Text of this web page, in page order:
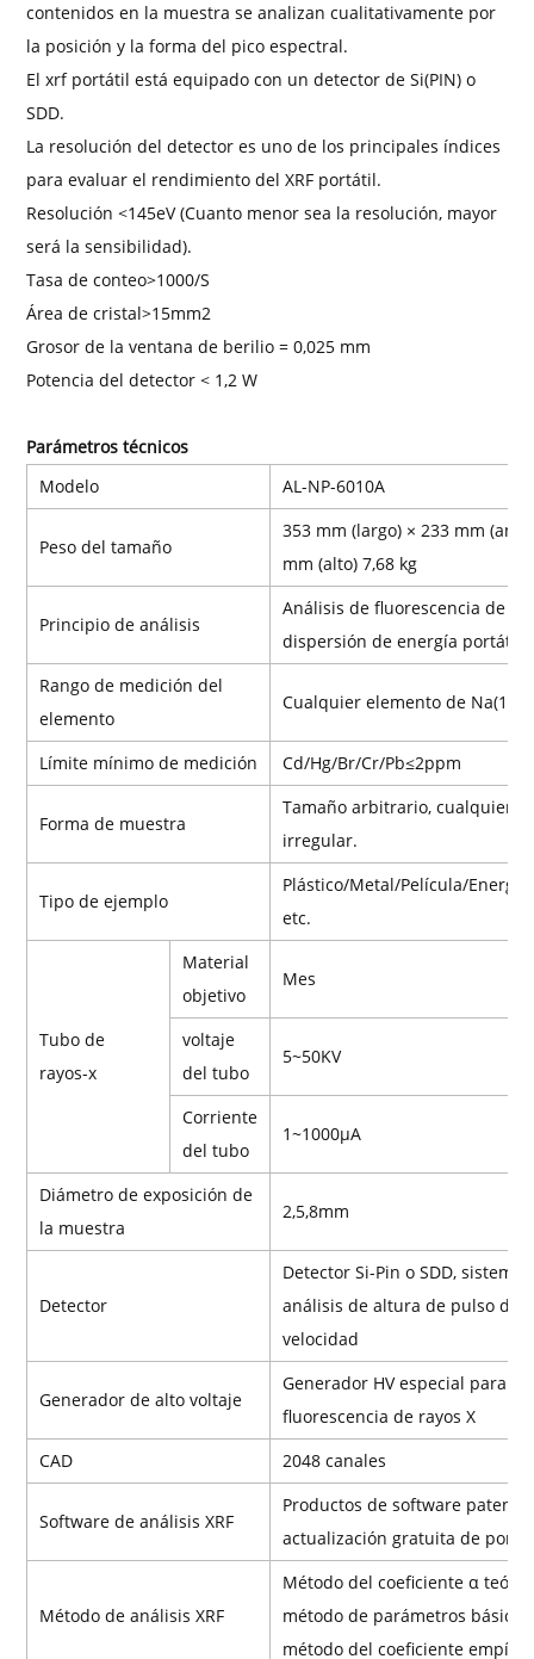
contenidos en la muestra se analizan cualitativamente por
la posición y la forma del pico espectral.
El xrf portátil está equipado con un detector de Si(PIN) o
SDD.
La resolución del detector es uno de los principales índices
para evaluar el rendimiento del XRF portátil.
Resolución <145eV (Cuanto menor sea la resolución, mayor
será la sensibilidad).
Tasa de conteo>1000/S
Área de cristal>15mm2
Grosor de la ventana de berilio = 0,025 mm
Potencia del detector < 1,2 W
Parámetros técnicos
Modelo
AL-NP-6010A
Peso del tamaño
353 mm (largo) × 233 mm
mm (alto) 7,68 kg
Principio de análisis
Análisis de fluorescencia de
dispersión de energía portátil
Rango de medición del
elemento
Cualquier elemento de
Límite mínimo de medición Cd/Hg/Br/Cr/Pb≤2ppm
Forma de muestra
Tamaño arbitrario, cualquier
irregular.
Tipo de ejemplo
Plástico/Metal/Película/
etc.
Tubo de
rayos-x
Material
objetivo
Mes
voltaje
del tubo
5~50KV
Corriente
del tubo
1~1000μA
Diámetro de exposición de
la muestra
2,5,8mm
Detector
Detector Si-Pin o SDD, sistema
análisis de altura de pulso de
velocidad
Generador de alto voltaje
Generador HV especial para
fluorescencia de rayos X
CAD
2048 canales
Software de análisis XRF
Productos de software
actualización gratuita de por
Método de análisis XRF
Método del coeficiente α
método de parámetros básicos,
método del coeficiente